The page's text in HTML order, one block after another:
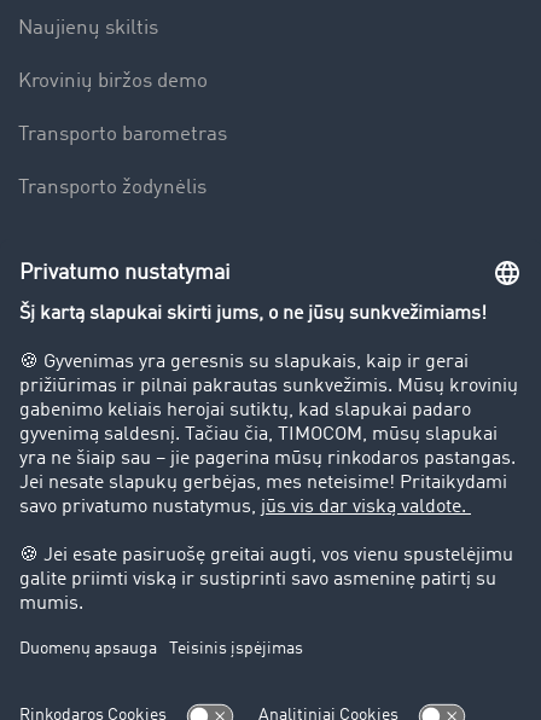
Naujienų skiltis
Krovinių biržos demo
Transporto barometras
Transporto žodynėlis
Įmonė
Sėkmės istorijos
Klientai įdarbina klientus
Teisinė informacija
Teisinis pranešimas
Duomenų apsauga
Slapukų nustatymai
Pagalba